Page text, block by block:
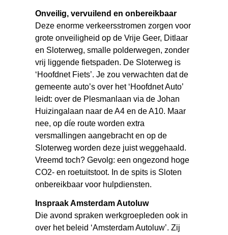
Onveilig, vervuilend en onbereikbaar
Deze enorme verkeersstromen zorgen voor
grote onveiligheid op de Vrije Geer, Ditlaar
en Sloterweg, smalle polderwegen, zonder
vrij liggende fietspaden. De Sloterweg is
‘Hoofdnet Fiets’. Je zou verwachten dat de
gemeente auto’s over het ‘Hoofdnet Auto’
leidt: over de Plesmanlaan via de Johan
Huizingalaan naar de A4 en de A10. Maar
nee, op díe route worden extra
versmallingen aangebracht en op de
Sloterweg worden deze juist weggehaald.
Vreemd toch? Gevolg: een ongezond hoge
CO2- en roetuitstoot. In de spits is Sloten
onbereikbaar voor hulpdiensten.
Inspraak Amsterdam Autoluw
Die avond spraken werkgroepleden ook in
over het beleid ‘Amsterdam Autoluw’. Zij